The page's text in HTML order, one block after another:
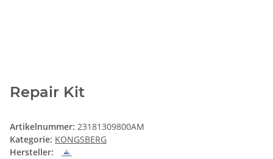
Repair Kit
Artikelnummer: 23181309800AM
Kategorie: KONGSBERG
Hersteller: